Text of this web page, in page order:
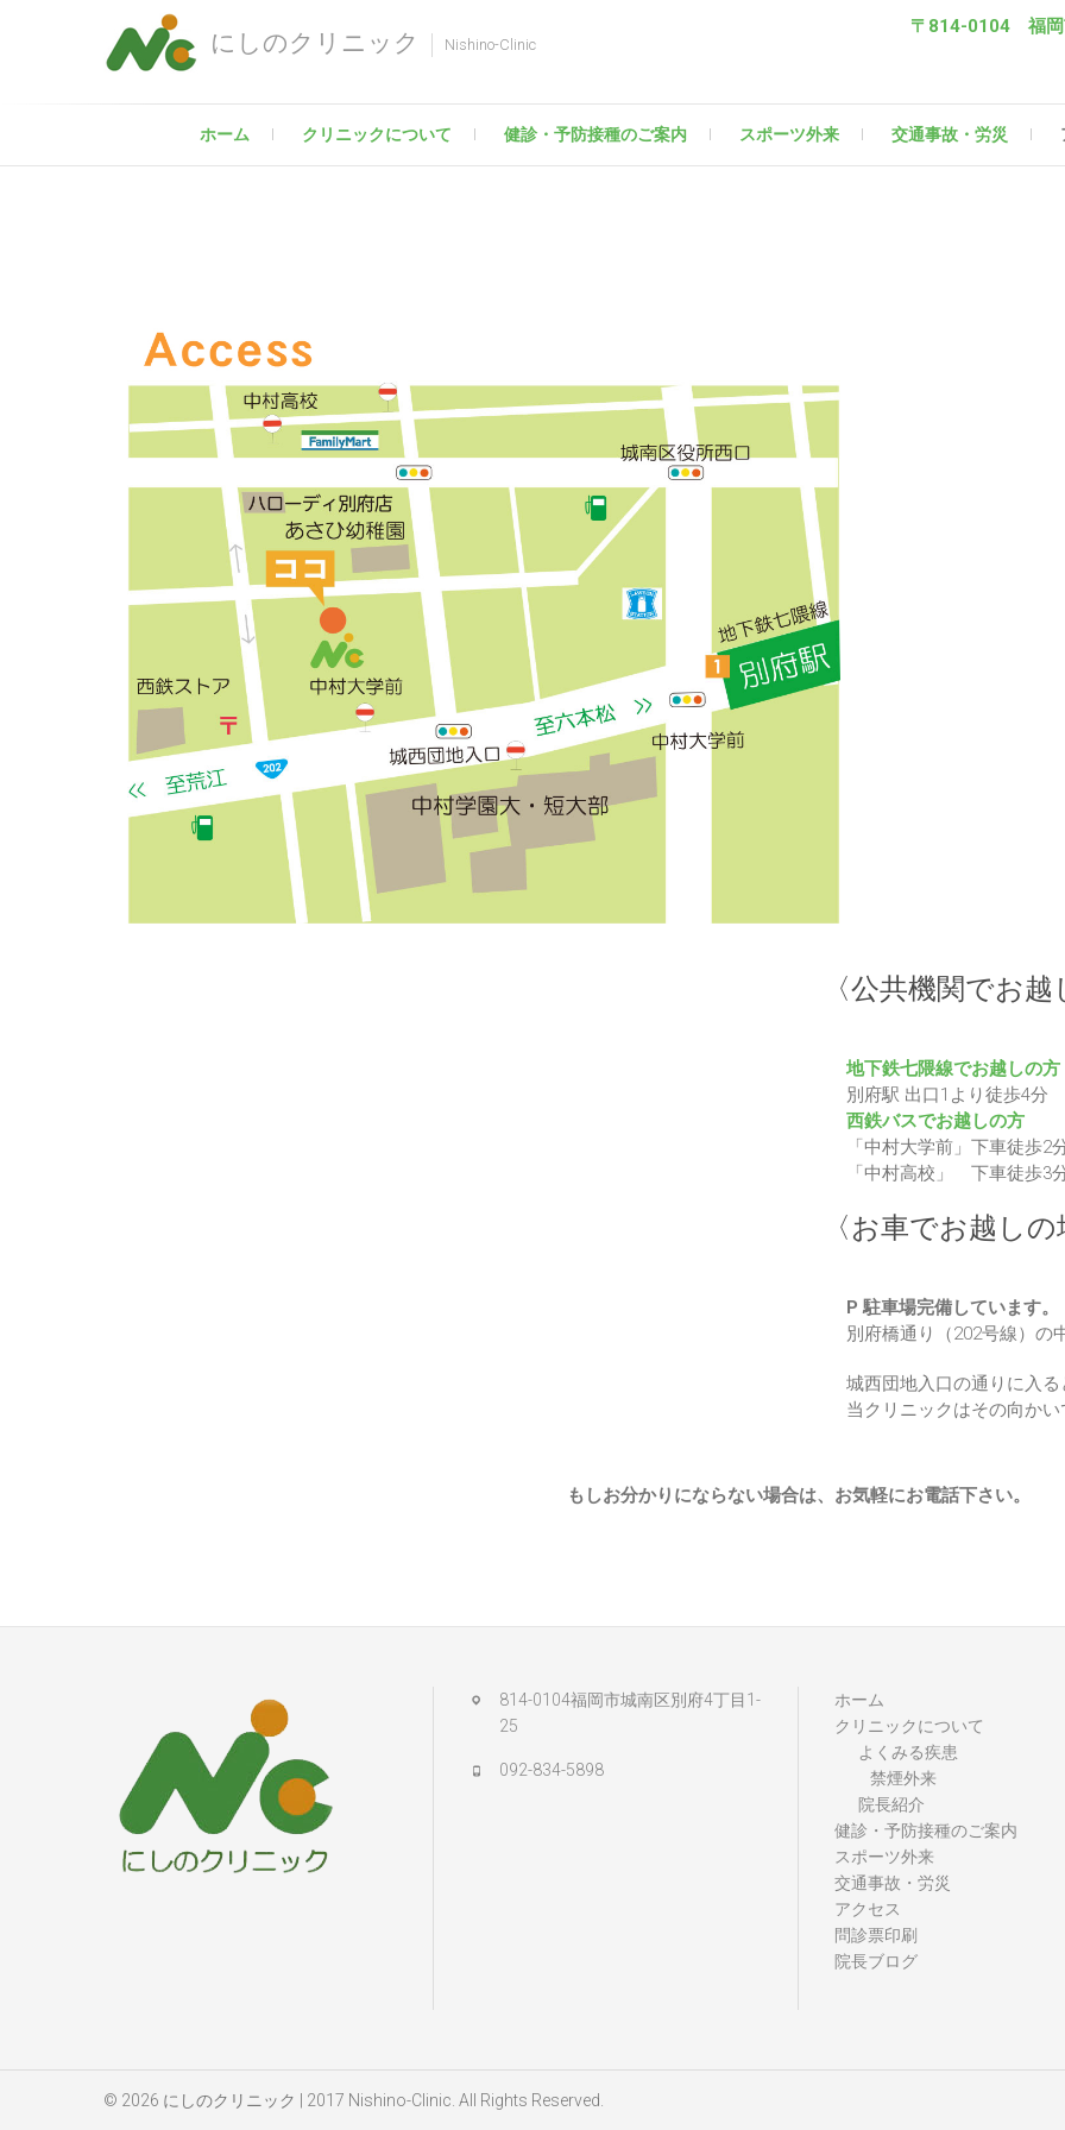
にしのクリニック Nishino-Clinic
〒814-0104 福岡
ホーム クリニックについて 健診・予防接種のご案内 スポーツ外来 交通事故・労災
〈公共機関でお越
地下鉄七隈線でお越しの方
別府駅 出口1より徒歩4分
西鉄バスでお越しの方
「中村大学前」下車徒歩2
「中村高校」 下車徒歩3
〈お車でお越しの
P 駐車場完備しています。
別府橋通り（202号線）の
城西団地入口の通りに入る
当クリニックはその向かい
もしお分かりにならない場合は、お気軽にお電話下さい。
814-0104福岡市城南区別府4丁目1-
25
092-834-5898
ホーム
クリニックについて
よくみる疾患
禁煙外来
院長紹介
健診・予防接種のご案内
スポーツ外来
交通事故・労災
アクセス
問診票印刷
院長ブログ
© 2026 にしのクリニック | 2017 Nishino-Clinic. All Rights Reserved.